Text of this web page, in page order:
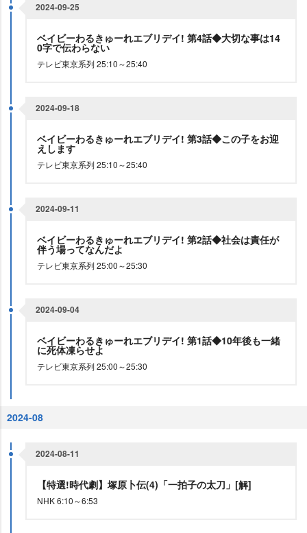
2024-09-25
ベイビーわるきゅーれエブリデイ! 第4話◆大切な事は14
0字で伝わらない
テレビ東京系列 25:10～25:40
2024-09-18
ベイビーわるきゅーれエブリデイ! 第3話◆この子をお迎
えします
テレビ東京系列 25:10～25:40
2024-09-11
ベイビーわるきゅーれエブリデイ! 第2話◆社会は責任が
伴う場ってなんだよ
テレビ東京系列 25:00～25:30
2024-09-04
ベイビーわるきゅーれエブリデイ! 第1話◆10年後も一緒
に死体凍らせよ
テレビ東京系列 25:00～25:30
2024-08
2024-08-11
【特選!時代劇】塚原卜伝(4)「一拍子の太刀」[解]
NHK 6:10～6:53